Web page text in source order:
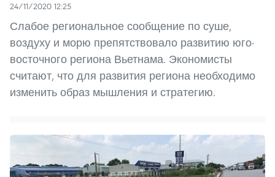
24/11/2020 12:25
Слабое региональное сообщение по суше,
воздуху и морю препятствовало развитию юго-
восточного региона Вьетнама. Экономисты
считают, что для развития региона необходимо
изменить образ мышления и стратегию.